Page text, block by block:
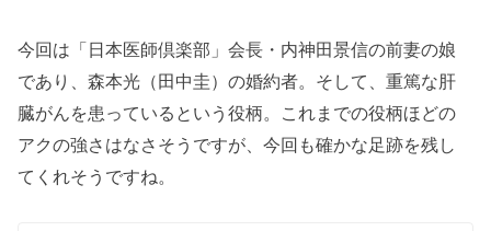
今回は「日本医師倶楽部」会長・内神田景信の前妻の娘
であり、森本光（田中圭）の婚約者。そして、重篤な肝
臓がんを患っているという役柄。これまでの役柄ほどの
アクの強さはなさそうですが、今回も確かな足跡を残し
てくれそうですね。